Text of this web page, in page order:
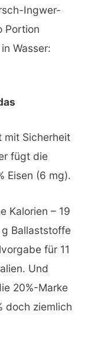
Ingwer-
Portion
Wasser:
mit Sicherheit
fügt die
Eisen (6 mg).
Kalorien – 19
Ballaststoffe
für 11
Und
20%-Marke
doch ziemlich